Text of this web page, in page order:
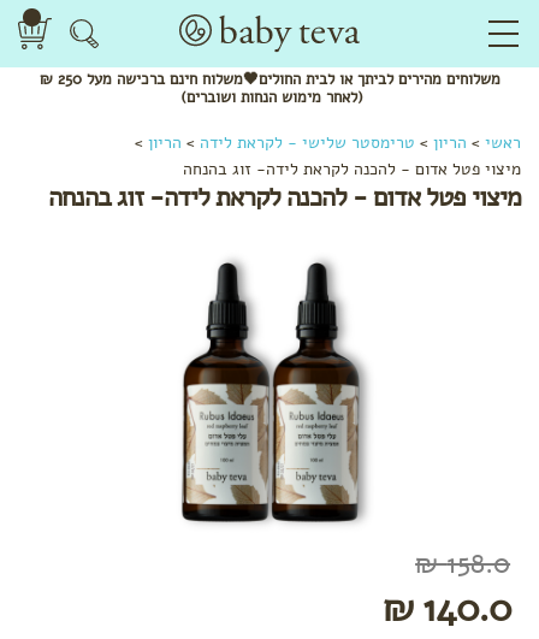
משלוחיםמהיריםלביתך או לבית החולים🖤משלוחחינם
ברכישה מעל 250 ₪
(לאחר מימוש הנחות ושוברים)
לפי
קטגוריה
שמנים
טרימסטר
ראשון
טרימסטר
שני
ראשי > הריון > טרימסטר שלישי - לקראת לידה > הריון >
מיצוי פטל אדום - להכנה לקראת לידה- זוג בהנחה
מיצוי פטל אדום - להכנה לקראת לידה- זוג בהנחה
158.0 ₪
140.0 ₪